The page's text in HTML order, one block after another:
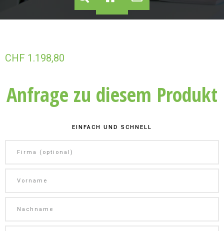
CHF 1.198,80
Anfrage zu diesem Produkt
EINFACH UND SCHNELL